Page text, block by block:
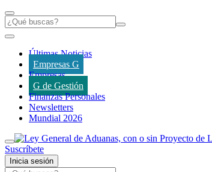
Últimas Noticias
Empresas G
Empresas
G de Gestión
Finanzas Personales
Newsletters
Mundial 2026
Suscríbete
Inicia sesión